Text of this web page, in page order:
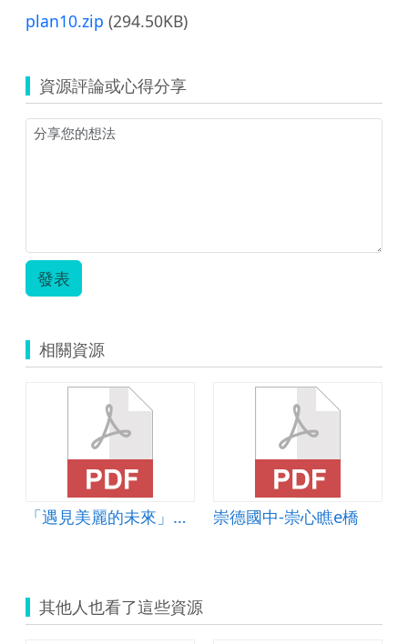
plan10.zip (294.50KB)
資源評論或心得分享
發表
相關資源
「遇見美麗的未來」課程 崇德國中-崇心瞧e橋
其他人也看了這些資源